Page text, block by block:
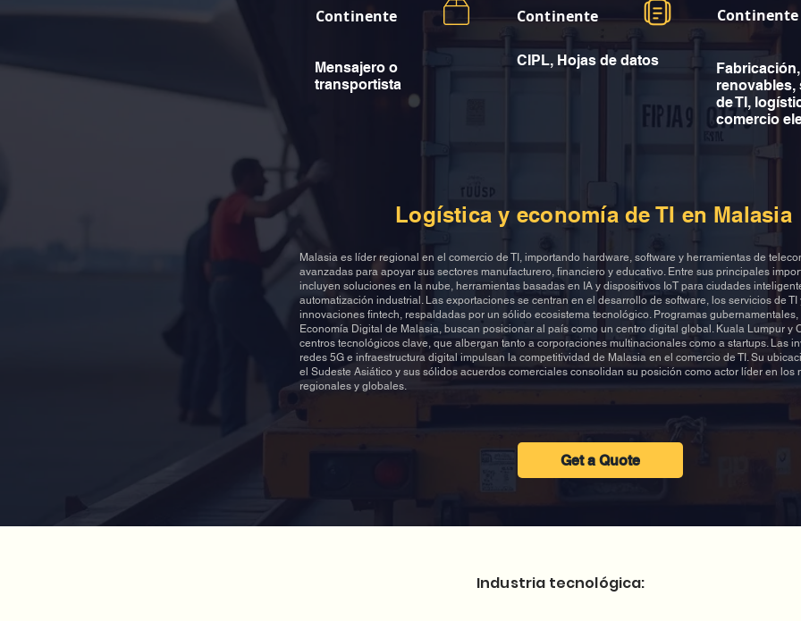
Continente
Mensajero o
transportista
Continente
CIPL, Hojas de datos
Continente
renovables,
de TI,
comercio
Logística y economía de TI en Malasia
Malasia es líder regional en el comercio de TI, importando hardware, software y herramientas de
avanzadas para apoyar sus sectores manufacturero, financiero y educativo. Entre sus principales
incluyen soluciones en la nube, herramientas basadas en IA y dispositivos IoT para ciudades
automatización industrial. Las exportaciones se centran en el desarrollo de software, los servicios de TI
innovaciones fintech, respaldadas por un sólido ecosistema tecnológico. Programas
Economía Digital de Malasia, buscan posicionar al país como un centro digital global. Kuala Lumpur y
centros tecnológicos clave, que albergan tanto a corporaciones multinacionales como a startups. Las
redes 5G e infraestructura digital impulsan la competitividad de Malasia en el comercio de TI. Su
el Sudeste Asiático y sus sólidos acuerdos comerciales consolidan su posición como actor líder en los
regionales y globales.
Get a Quote
Industria tecnológica: